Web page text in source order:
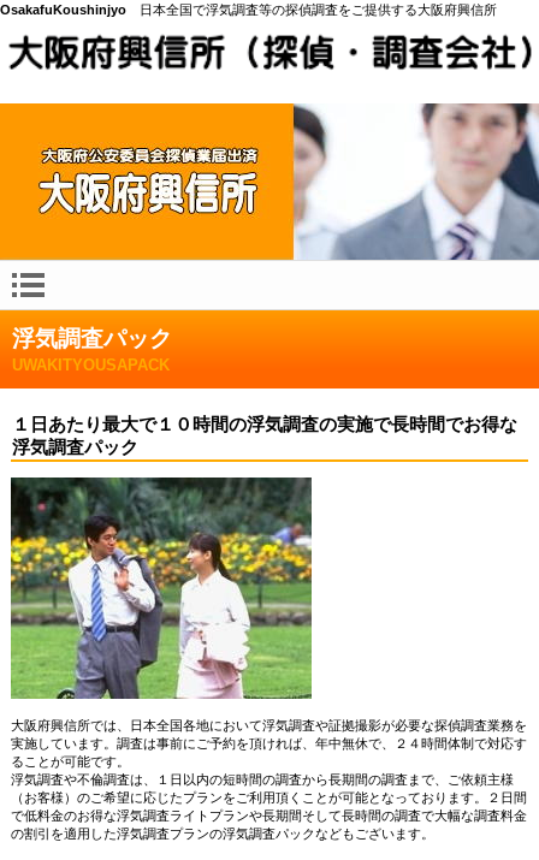
OsakafuKoushinjyo 日本全国で浮気調査等の探偵調査をご提供する大阪府興信所
浮気調査パック
UWAKITYOUSAPACK
１日あたり最大で１０時間の浮気調査の実施で長時間でお得な
浮気調査パック
大阪府興信所では、日本全国各地において浮気調査や証拠撮影が必要な探偵調査業務を
実施しています。調査は事前にご予約を頂ければ、年中無休で、２４時間体制で対応す
ることが可能です。
浮気調査や不倫調査は、１日以内の短時間の調査から長期間の調査まで、ご依頼主様
（お客様）のご希望に応じたプランをご利用頂くことが可能となっております。２日間
で低料金のお得な浮気調査ライトプランや長期間そして長時間の調査で大幅な調査料金
の割引を適用した浮気調査プランの浮気調査パックなどもございます。